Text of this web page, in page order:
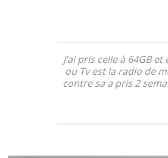
J’ai pris celle à 64GB
ou Tv est la radio de
contre sa a pris 2